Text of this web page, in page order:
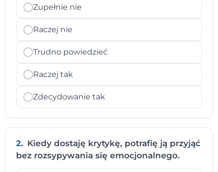
Zupełnie nie
Raczej nie
Trudno powiedzieć
Raczej tak
Zdecydowanie tak
2. Kiedy dostaję krytykę, potrafię ją przyjąć
bez rozsypywania się emocjonalnego.